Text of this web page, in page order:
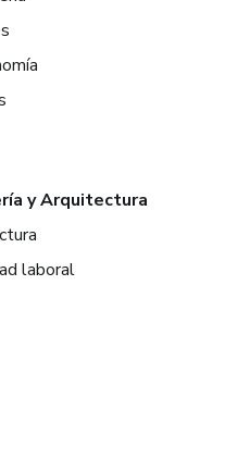
y Arquitectura
laboral